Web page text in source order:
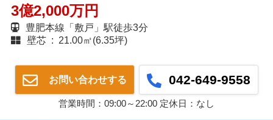
3億2,000万円
豊肥本線「敷戸」駅徒歩3分
壁芯 : 21.00㎡(6.35坪)
お問い合わせする 042-649-9558
営業時間：09:00～22:00 定休日：なし